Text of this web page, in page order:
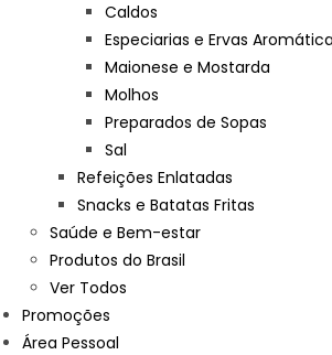
Caldos
Especiarias e Ervas
Maionese e Mostarda
Molhos
Preparados de Sopas
Sal
Refeições Enlatadas
Snacks e Batatas Fritas
Saúde e Bem-estar
Produtos do Brasil
Ver Todos
Promoções
Área Pessoal